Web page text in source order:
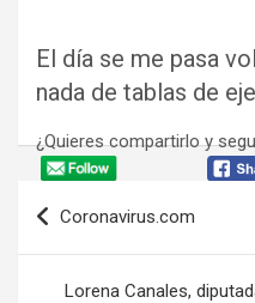
El día se me pasa
nada de tablas de
¿Quieres compartirlo y
Navegación
de
entradas
Coronavirus.com
Lorena Canales,